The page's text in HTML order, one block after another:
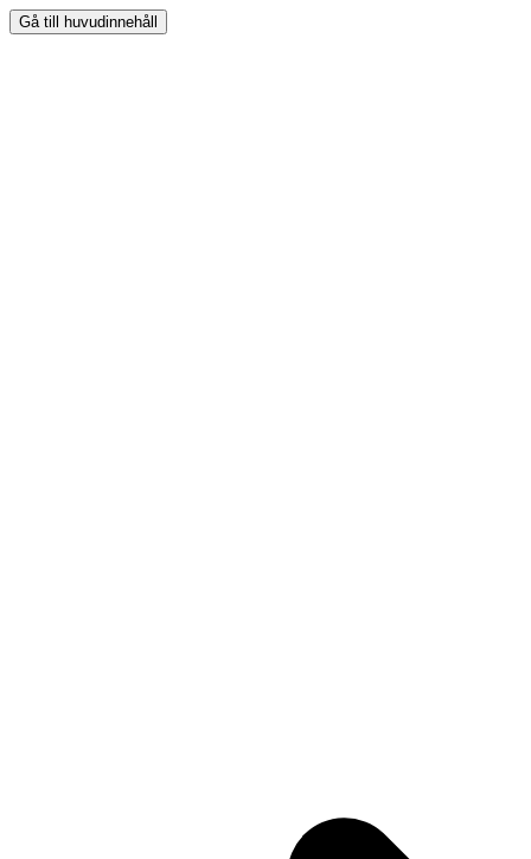
Gå till huvudinnehåll